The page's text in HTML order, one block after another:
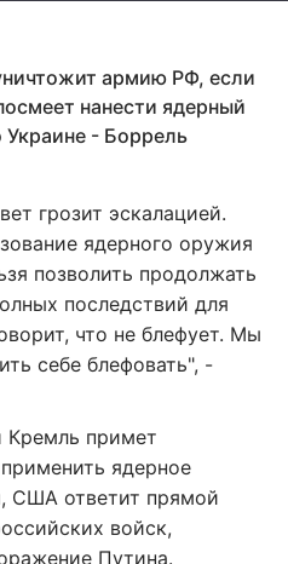
армию РФ, если
нанести ядерный
Украине - Боррель
грозит эскалацией.
ядерного оружия
позволить продолжать
последствий для
что не блефует. Мы
себе блефовать", -
Кремль примет
ядерное
США ответит прямой
войск,
Путина.